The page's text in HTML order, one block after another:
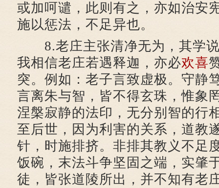
或加呵谴，此则有之，亦如治安
施以惩法，不足异也。
8.老庄主张清净无为，其学说
我相信老庄若遇释迦，亦必欢喜
突。例如：老子言致虚极。守静
言离朱与智，皆不得玄珠，惟象
涅槃寂静的法印，无分别智的行
至后世，因为利害的关系，道教
针，时施排挤。非排其教义不足
饭碗，末法斗争坚固之端，实肇
徒，皆张道陵所出，并不知有老